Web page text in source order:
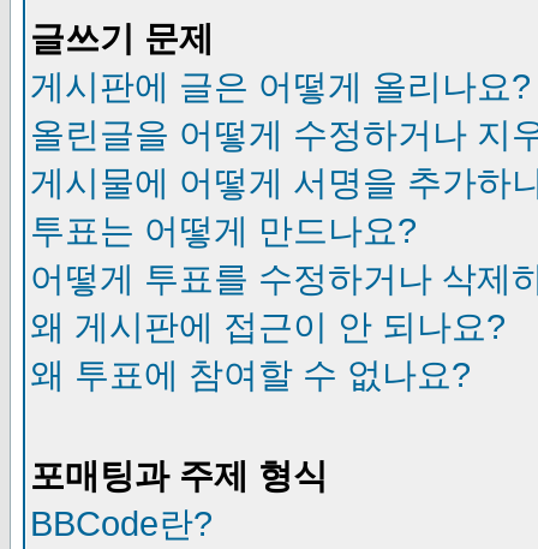
글쓰기 문제
게시판에 글은 어떻게 올리나요?
올린글을 어떻게 수정하거나 지
게시물에 어떻게 서명을 추가하
투표는 어떻게 만드나요?
어떻게 투표를 수정하거나 삭제
왜 게시판에 접근이 안 되나요?
왜 투표에 참여할 수 없나요?
포매팅과 주제 형식
BBCode란?